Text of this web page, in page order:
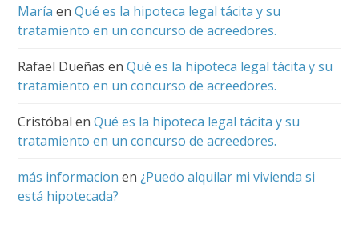
María enQué es la hipoteca legal tácita y su
tratamiento en un concurso de acreedores.
Rafael Dueñas enQué es la hipoteca legal tácita y su
tratamiento en un concurso de acreedores.
Cristóbal enQué es la hipoteca legal tácita y su
tratamiento en un concurso de acreedores.
más informacion en¿Puedo alquilar mi vivienda si
está hipotecada?